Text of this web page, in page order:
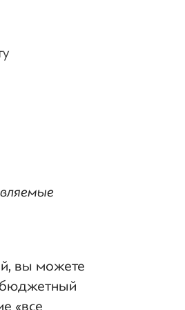
вы можете
бюджетный